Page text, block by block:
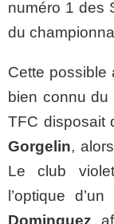
numéro 1 des
du
Cette possible
bien connu du
TFC disposait
Gorgelin,
Le club
l’optique
Dominguez,